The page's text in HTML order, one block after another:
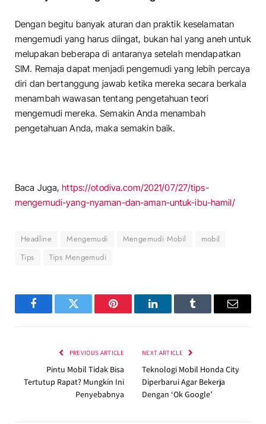
Dengan begitu banyak aturan dan praktik keselamatan
mengemudi yang harus diingat, bukan hal yang aneh untuk
melupakan beberapa di antaranya setelah mendapatkan
SIM. Remaja dapat menjadi pengemudi yang lebih percaya
diri dan bertanggung jawab ketika mereka secara berkala
menambah wawasan tentang pengetahuan teori
mengemudi mereka. Semakin Anda menambah
pengetahuan Anda, maka semakin baik.
Baca Juga,https://otodiva.com/2021/07/27/tips-
mengemudi-yang-nyaman-dan-aman-untuk-ibu-hamil/
Headline Mengemudi Mengemudi Mobil
mobil
Tips
Tips Mengemudi
FacebookTwitter Pinterest LinkedInTumblr Email
PREVIOUS ARTICLE
Pintu Mobil Tidak Bisa
Tertutup Rapat? Mungkin Ini
Penyebabnya
NEXT ARTICLE
Teknologi Mobil Honda City
Diperbarui Agar Bekerja
Dengan ‘Ok Google’